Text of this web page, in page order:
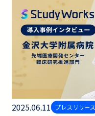
2025.06.11 プレスリリース